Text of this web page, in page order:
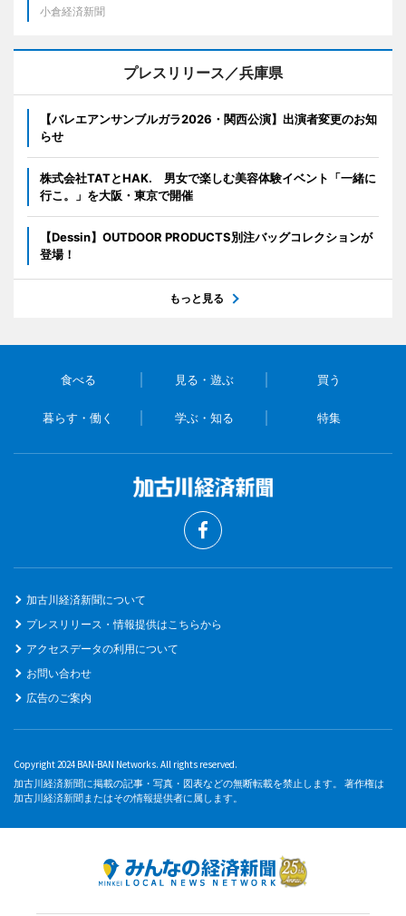
小倉経済新聞
プレスリリース／兵庫県
【バレエアンサンブルガラ2026・関西公演】出演者変更のお知
らせ
株式会社TATとHAK. 男女で楽しむ美容体験イベント「一緒に
行こ。」を大阪・東京で開催
【Dessin】OUTDOOR PRODUCTS別注バッグコレクションが
登場！
もっと見る
食べる 見る・遊ぶ 買う
暮らす・働く 学ぶ・知る 特集
加古川経済新聞について
プレスリリース・情報提供はこちらから
アクセスデータの利用について
お問い合わせ
広告のご案内
Copyright 2024 BAN-BAN Networks. All rights reserved.
加古川経済新聞に掲載の記事・写真・図表などの無断転載を禁止します。 著作権は
加古川経済新聞またはその情報提供者に属します。